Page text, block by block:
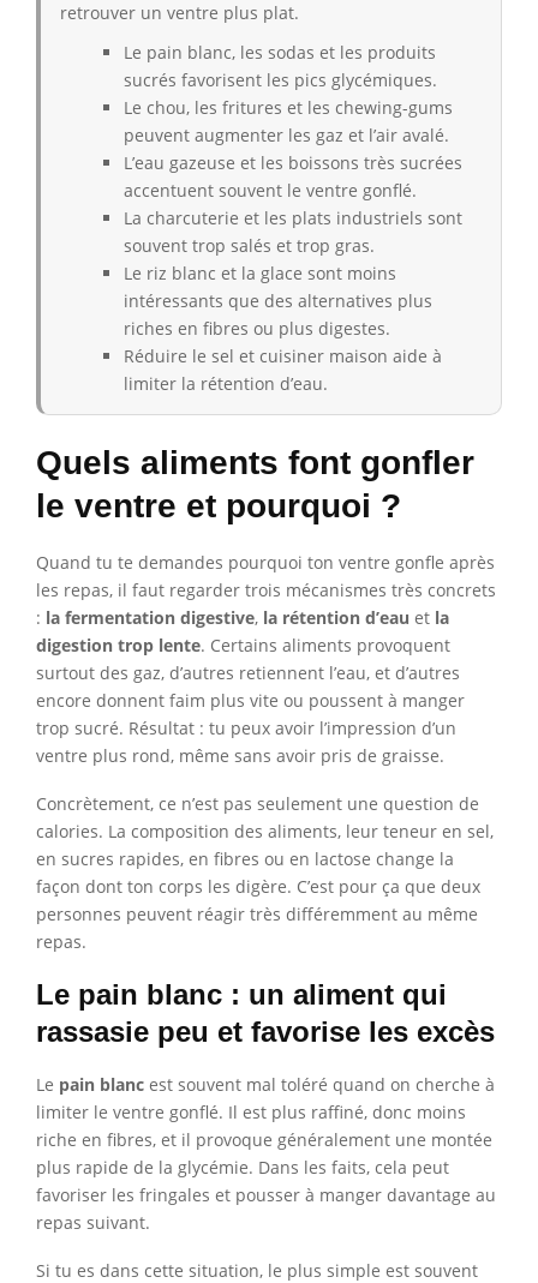
retrouver un ventre plus plat.
Le pain blanc, les sodas et les produits
sucrés favorisent les pics glycémiques.
Le chou, les fritures et les chewing-gums
peuvent augmenter les gaz et l’air avalé.
L’eau gazeuse et les boissons très sucrées
accentuent souvent le ventre gonflé.
La charcuterie et les plats industriels sont
souvent trop salés et trop gras.
Le riz blanc et la glace sont moins
intéressants que des alternatives plus
riches en fibres ou plus digestes.
Réduire le sel et cuisiner maison aide à
limiter la rétention d’eau.
Quels aliments font gonfler
le ventre et pourquoi ?
Quand tu te demandes pourquoi ton ventre gonfle après
les repas, il faut regarder trois mécanismes très concrets
: la fermentation digestive, la rétention d’eau et la
digestion trop lente. Certains aliments provoquent
surtout des gaz, d’autres retiennent l’eau, et d’autres
encore donnent faim plus vite ou poussent à manger
trop sucré. Résultat : tu peux avoir l’impression d’un
ventre plus rond, même sans avoir pris de graisse.
Concrètement, ce n’est pas seulement une question de
calories. La composition des aliments, leur teneur en sel,
en sucres rapides, en fibres ou en lactose change la
façon dont ton corps les digère. C’est pour ça que deux
personnes peuvent réagir très différemment au même
repas.
Le pain blanc : un aliment qui
rassasie peu et favorise les excès
Le pain blanc est souvent mal toléré quand on cherche à
limiter le ventre gonflé. Il est plus raffiné, donc moins
riche en fibres, et il provoque généralement une montée
plus rapide de la glycémie. Dans les faits, cela peut
favoriser les fringales et pousser à manger davantage au
repas suivant.
Si tu es dans cette situation, le plus simple est souvent